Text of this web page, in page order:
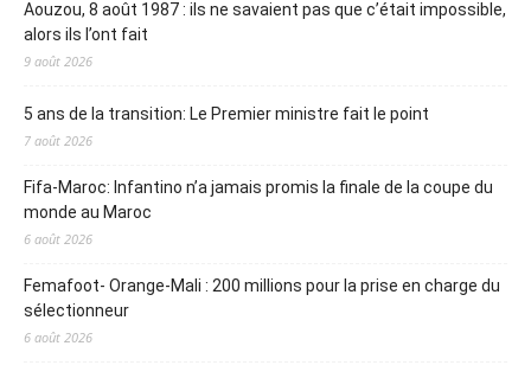
Aouzou, 8 août 1987 : ils ne savaient pas que c’était impossible,
alors ils l’ont fait
9 août 2026
5 ans de la transition: Le Premier ministre fait le point
7 août 2026
Fifa-Maroc: Infantino n’a jamais promis la finale de la coupe du
monde au Maroc
6 août 2026
Femafoot- Orange-Mali : 200 millions pour la prise en charge du
sélectionneur
6 août 2026